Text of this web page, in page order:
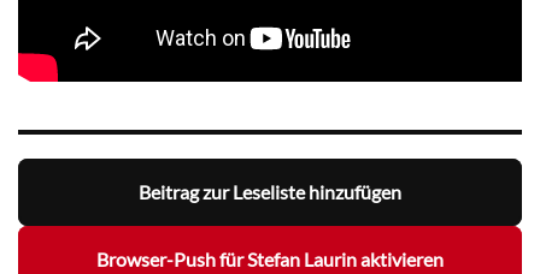
Beitrag zur Leseliste hinzufügen
Browser-Push für Stefan Laurin aktivieren